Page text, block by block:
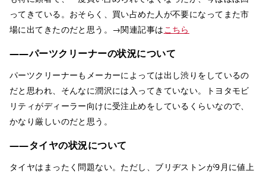
ってきている。おそらく、買い占めた人が不要になってまた市
場に出てきたのだと思う。→関連記事はこちら
――パーツクリーナーの状況について
パーツクリーナーもメーカーによっては出し渋りをしているの
だと思われ、そんなに潤沢には入ってきていない。トヨタモビ
リティがディーラー向けに受注止めをしているくらいなので、
かなり厳しいのだと思う。
――タイヤの状況について
タイヤはまったく問題ない。ただし、ブリヂストンが9月に値上